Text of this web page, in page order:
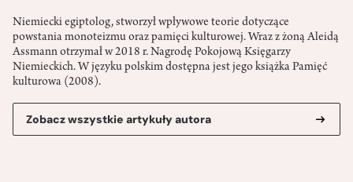
Niemiecki egiptolog, stworzył wpływowe teorie dotyczące
powstania monoteizmu oraz pamięci kulturowej. Wraz z żoną Aleidą
Assmann otrzymał w 2018 r. Nagrodę Pokojową Księgarzy
Niemieckich. W języku polskim dostępna jest jego książka Pamięć
kulturowa (2008).
Zobacz wszystkie artykuły autora